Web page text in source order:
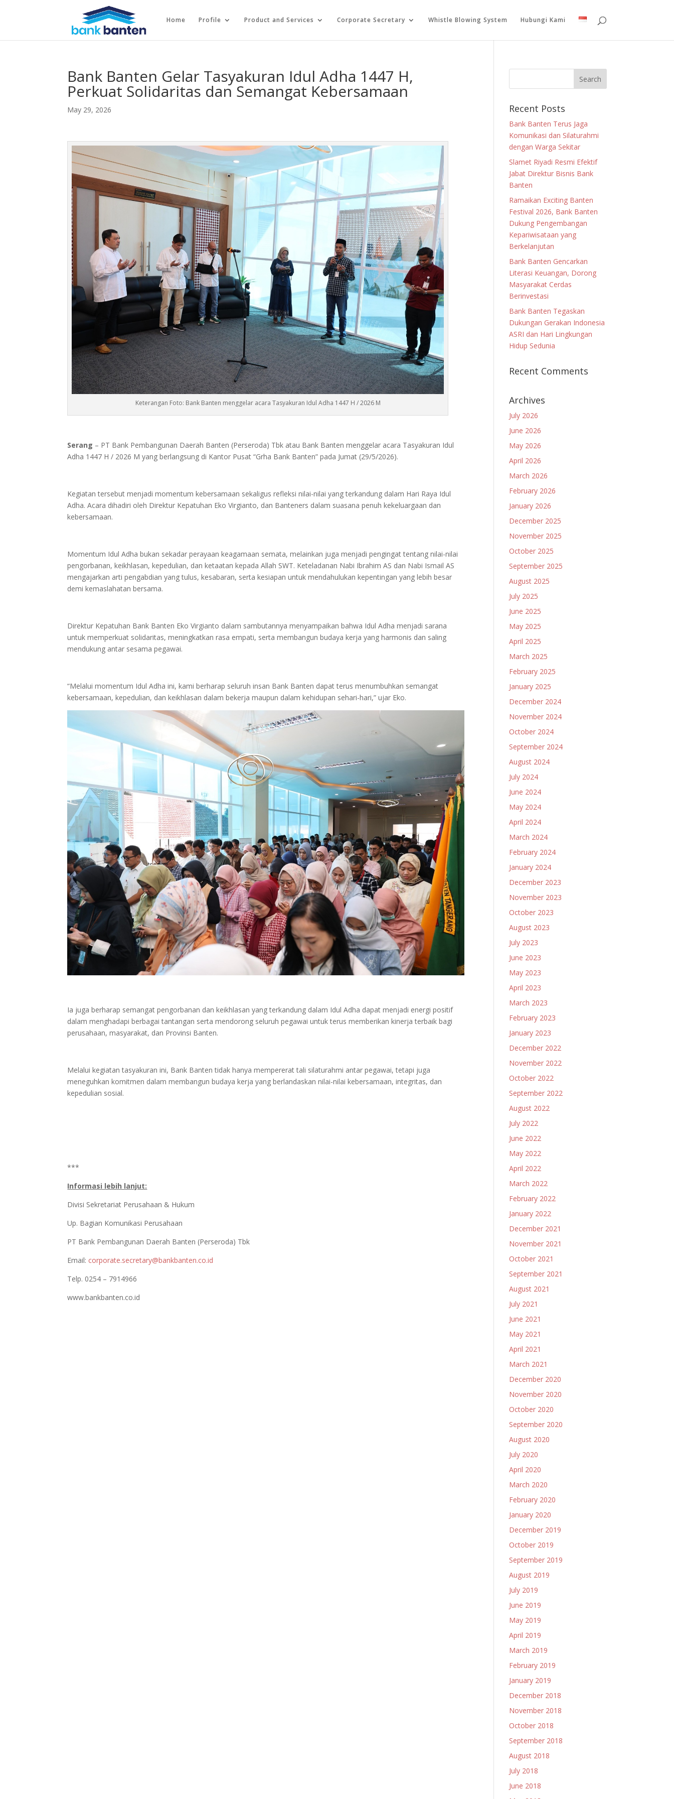
Home Profile Product and Services Corporate Secretary Whistle Blowing System Hubungi Kami
Bank Banten Gelar Tasyakuran Idul Adha 1447 H,
Perkuat Solidaritas dan Semangat Kebersamaan
May 29, 2026
Keterangan Foto: Bank Banten menggelar acara Tasyakuran Idul Adha 1447 H / 2026 M
Serang – PT Bank Pembangunan Daerah Banten (Perseroda) Tbk atau Bank Banten menggelar acara Tasyakuran Idul
Adha 1447 H / 2026 M yang berlangsung di Kantor Pusat “Grha Bank Banten” pada Jumat (29/5/2026).
Kegiatan tersebut menjadi momentum kebersamaan sekaligus refleksi nilai-nilai yang terkandung dalam Hari Raya Idul
Adha. Acara dihadiri oleh Direktur Kepatuhan Eko Virgianto, dan Banteners dalam suasana penuh kekeluargaan dan
kebersamaan.
Momentum Idul Adha bukan sekadar perayaan keagamaan semata, melainkan juga menjadi pengingat tentang nilai-nilai
pengorbanan, keikhlasan, kepedulian, dan ketaatan kepada Allah SWT. Keteladanan Nabi Ibrahim AS dan Nabi Ismail AS
mengajarkan arti pengabdian yang tulus, kesabaran, serta kesiapan untuk mendahulukan kepentingan yang lebih besar
demi kemaslahatan bersama.
Direktur Kepatuhan Bank Banten Eko Virgianto dalam sambutannya menyampaikan bahwa Idul Adha menjadi sarana
untuk memperkuat solidaritas, meningkatkan rasa empati, serta membangun budaya kerja yang harmonis dan saling
mendukung antar sesama pegawai.
“Melalui momentum Idul Adha ini, kami berharap seluruh insan Bank Banten dapat terus menumbuhkan semangat
kebersamaan, kepedulian, dan keikhlasan dalam bekerja maupun dalam kehidupan sehari-hari,” ujar Eko.
Ia juga berharap semangat pengorbanan dan keikhlasan yang terkandung dalam Idul Adha dapat menjadi energi positif
dalam menghadapi berbagai tantangan serta mendorong seluruh pegawai untuk terus memberikan kinerja terbaik bagi
perusahaan, masyarakat, dan Provinsi Banten.
Melalui kegiatan tasyakuran ini, Bank Banten tidak hanya mempererat tali silaturahmi antar pegawai, tetapi juga
meneguhkan komitmen dalam membangun budaya kerja yang berlandaskan nilai-nilai kebersamaan, integritas, dan
kepedulian sosial.
***
Informasi lebih lanjut:
Divisi Sekretariat Perusahaan & Hukum
Up. Bagian Komunikasi Perusahaan
PT Bank Pembangunan Daerah Banten (Perseroda) Tbk
Email: corporate.secretary@bankbanten.co.id
Telp. 0254 – 7914966
www.bankbanten.co.id
Recent Posts
Bank Banten Terus Jaga
Komunikasi dan Silaturahmi
dengan Warga Sekitar
Slamet Riyadi Resmi Efektif
Jabat Direktur Bisnis Bank
Banten
Ramaikan Exciting Banten
Festival 2026, Bank Banten
Dukung Pengembangan
Kepariwisataan yang
Berkelanjutan
Bank Banten Gencarkan
Literasi Keuangan, Dorong
Masyarakat Cerdas
Berinvestasi
Bank Banten Tegaskan
Dukungan Gerakan Indonesia
ASRI dan Hari Lingkungan
Hidup Sedunia
Recent Comments
Archives
July 2026
June 2026
May 2026
April 2026
March 2026
February 2026
January 2026
December 2025
November 2025
October 2025
September 2025
August 2025
July 2025
June 2025
May 2025
April 2025
March 2025
February 2025
January 2025
December 2024
November 2024
October 2024
September 2024
August 2024
July 2024
June 2024
May 2024
April 2024
March 2024
February 2024
January 2024
December 2023
November 2023
October 2023
August 2023
July 2023
June 2023
May 2023
April 2023
March 2023
February 2023
January 2023
December 2022
November 2022
October 2022
September 2022
August 2022
July 2022
June 2022
May 2022
April 2022
March 2022
February 2022
January 2022
December 2021
November 2021
October 2021
September 2021
August 2021
July 2021
June 2021
May 2021
April 2021
March 2021
December 2020
November 2020
October 2020
September 2020
August 2020
July 2020
April 2020
March 2020
February 2020
January 2020
December 2019
October 2019
September 2019
August 2019
July 2019
June 2019
May 2019
April 2019
March 2019
February 2019
January 2019
December 2018
November 2018
October 2018
September 2018
August 2018
July 2018
June 2018